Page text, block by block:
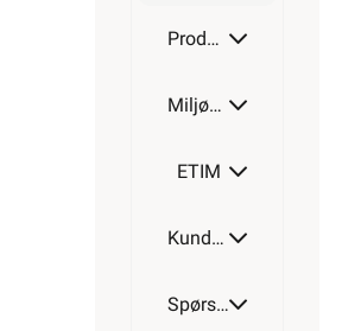
Produktdetaljer
Miljøparametere
ETIM
Kundeomtale
Spørsmål og svar